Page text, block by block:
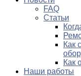
FAQ
Статьи
Как
Как
Наши работы